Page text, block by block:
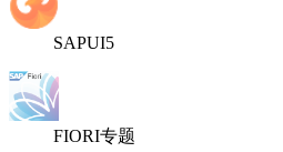
SAPUI5
FIORI专题